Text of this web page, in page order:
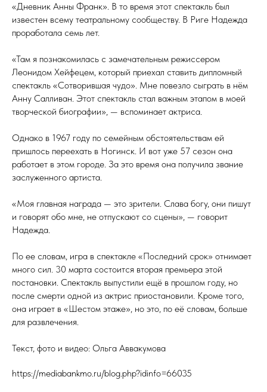
«Дневник Анны Франк». В то время этот спектакль был
известен всему театральному сообществу. В Риге Надежда
проработала семь лет.
«Там я познакомилась с замечательным режиссером
Леонидом Хейфецем, который приехал ставить дипломный
спектакль «Сотворившая чудо». Мне повезло сыграть в нём
Анну Салливан. Этот спектакль стал важным этапом в моей
творческой биографии», — вспоминает актриса.
Однако в 1967 году по семейным обстоятельствам ей
пришлось переехать в Ногинск. И вот уже 57 сезон она
работает в этом городе. За это время она получила звание
заслуженного артиста.
«Моя главная награда — это зрители. Слава богу, они пишут
и говорят обо мне, не отпускают со сцены», — говорит
Надежда.
По ее словам, игра в спектакле «Последний срок» отнимает
много сил. 30 марта состоится вторая премьера этой
постановки. Спектакль выпустили ещё в прошлом году, но
после смерти одной из актрис приостановили. Кроме того,
она играет в «Шестом этаже», но это, по её словам, больше
для развлечения.
Текст, фото и видео: Ольга Аввакумова
https://mediabankmo.ru/blog.php?idinfo=66035